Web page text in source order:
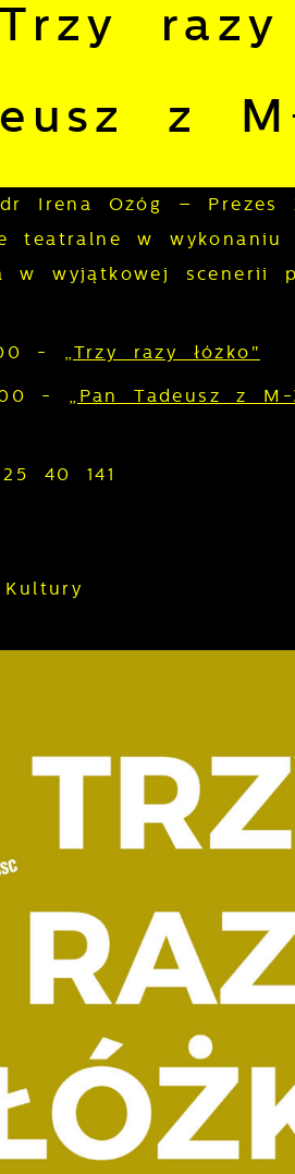
razy
z
Irena Ożóg – Prezes
teatralne w wykonaniu
w wyjątkowej scenerii
- „Trzy razy łóżko"
- „Pan Tadeusz z M-
40 141